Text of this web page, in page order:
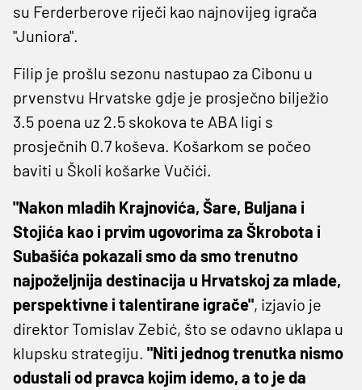
su Ferderberove riječi kao najnovijeg igrača
"Juniora".
Filip je prošlu sezonu nastupao za Cibonu u
prvenstvu Hrvatske gdje je prosječno bilježio
3.5 poena uz 2.5 skokova te ABA ligi s
prosječnih 0.7 koševa. Košarkom se počeo
baviti u Školi košarke Vučići.
"Nakon mladih Krajnovića, Šare, Buljana i
Stojića kao i prvim ugovorima za Škrobota i
Subašića pokazali smo da smo trenutno
najpoželjnija destinacija u Hrvatskoj za mlade,
perspektivne i talentirane igrače", izjavio je
direktor Tomislav Zebić, što se odavno uklapa u
klupsku strategiju. "Niti jednog trenutka nismo
odustali od pravca kojim idemo, a to je da